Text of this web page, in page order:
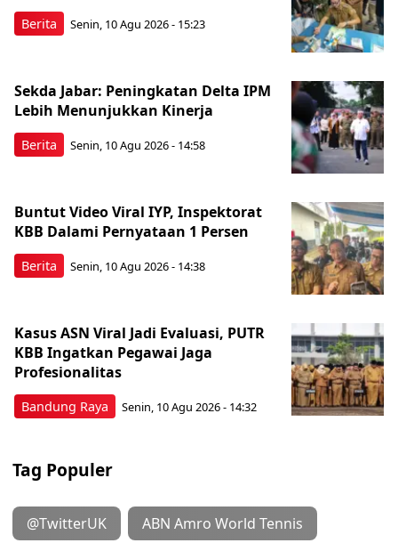
Berita Senin, 10 Agu 2026 - 15:23
Berita
Sekda Jabar: Peningkatan Delta IPM
Lebih Menunjukkan Kinerja
Senin, 10 Agu 2026 - 14:58
Berita
Buntut Video Viral IYP, Inspektorat
KBB Dalami Pernyataan 1 Persen
Senin, 10 Agu 2026 - 14:38
Bandung Raya
Kasus ASN Viral Jadi Evaluasi, PUTR
KBB Ingatkan Pegawai Jaga
Profesionalitas
Senin, 10 Agu 2026 - 14:32
Tag Populer
@TwitterUK ABN Amro World Tennis